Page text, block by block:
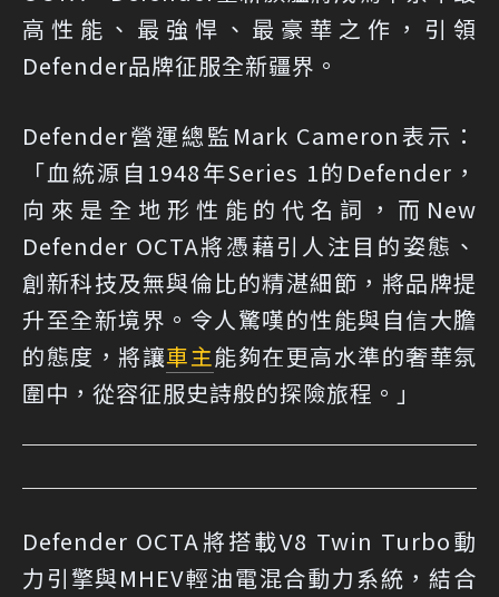
高性能、最強悍、最豪華之作，引領
Defender品牌征服全新疆界。
Defender營運總監Mark Cameron表示：
「血統源自1948年Series 1的Defender，
向來是全地形性能的代名詞，而New
Defender OCTA將憑藉引人注目的姿態、
創新科技及無與倫比的精湛細節，將品牌提
升至全新境界。令人驚嘆的性能與自信大膽
的態度，將讓車主能夠在更高水準的奢華氛
圍中，從容征服史詩般的探險旅程。」
Defender OCTA將搭載V8 Twin Turbo動
力引擎與MHEV輕油電混合動力系統，結合